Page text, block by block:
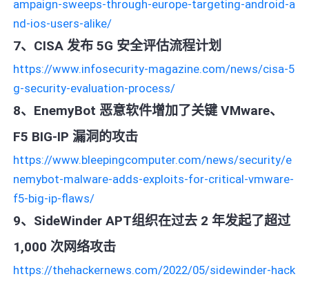
ampaign-sweeps-through-europe-targeting-android-a
nd-ios-users-alike/
7、CISA 发布 5G 安全评估流程计划
https://www.infosecurity-magazine.com/news/cisa-5
g-security-evaluation-process/
8、EnemyBot 恶意软件增加了关键 VMware、
F5 BIG-IP 漏洞的攻击
https://www.bleepingcomputer.com/news/security/e
nemybot-malware-adds-exploits-for-critical-vmware-
f5-big-ip-flaws/
9、SideWinder APT组织在过去 2 年发起了超过
1,000 次网络攻击
https://thehackernews.com/2022/05/sidewinder-hack